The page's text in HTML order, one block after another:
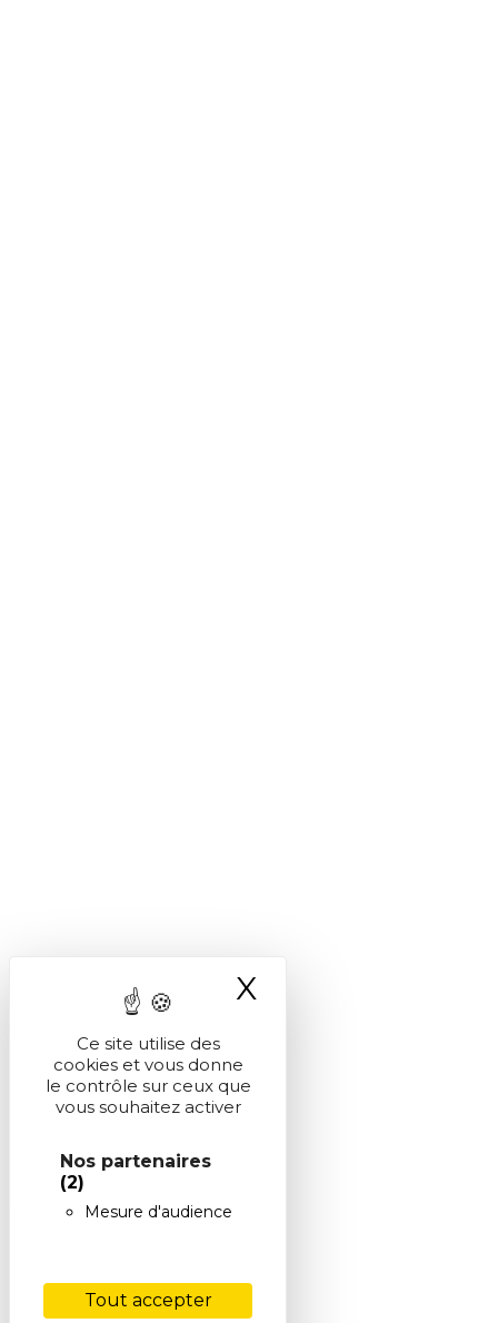
Ce site utilise des
cookies et vous donne
le contrôle sur ceux que
vous souhaitez activer
Nos partenaires
(2)
Mesure d'audience
Tout accepter
X